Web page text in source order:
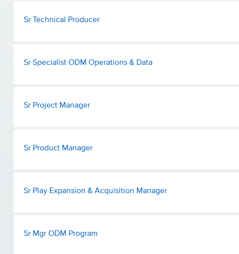
Sr Technical Producer
Sr Specialist ODM Operations & Data
Sr Project Manager
Sr Product Manager
Sr Play Expansion & Acquisition Manager
Sr Mgr ODM Program